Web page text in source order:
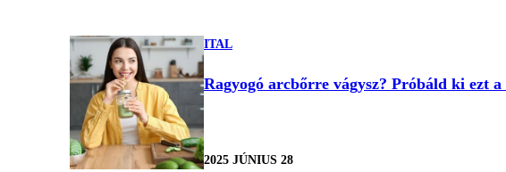
ITAL
Ragyogó arcbőrre vágysz? Próbáld ki ezt
2025 JÚNIUS 28